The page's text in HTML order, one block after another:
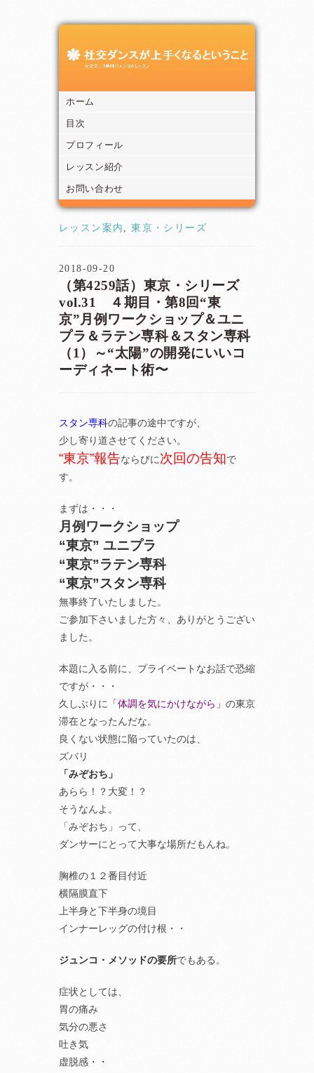
ホーム
目次
プロフィール
レッスン紹介
お問い合わせ
レッスン案内 ,東京・シリーズ
2018-09-20
（第4259話）東京・シリーズ
vol.31 ４期目・第8回“東
京”月例ワークショップ＆ユニ
プラ＆ラテン専科＆スタン専科
（1）～“太陽”の開発にいいコ
ーディネート術〜
スタン専科の記事の途中ですが、
少し寄り道させてください。
“東京”報告ならびに次回の告知で
す。
まずは・・・
月例ワークショップ
“東京” ユニプラ
“東京”ラテン専科
“東京”スタン専科
無事終了いたしました。
ご参加下さいました方々、ありがとうござい
ました。
本題に入る前に、プライベートなお話で恐縮
ですが・・・
久しぶりに
「体調を気にかけながら」 の東京
滞在となったんだな。
良くない状態に陥っていたのは、
ズバリ
「みぞおち」
あらら！？大変！？
そうなんよ。
「みぞおち」って、
ダンサーにとって大事な場所だもんね。
胸椎の１２番目付近
横隔膜直下
上半身と下半身の境目
インナーレッグの付け根・・
ジュンコ・メソッドの要所でもある。
症状としては、
胃の痛み
気分の悪さ
吐き気
虚脱感・・